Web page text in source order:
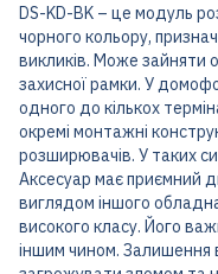
DS-KD-BK – це модуль
чорного кольору,
викликів. Може зайняти
захисної рамки. У
одного до кількох
окремі монтажні
розширювачів. У таких
Аксесуар має приємний
виглядом іншого
високого класу. Його
іншим чином. Залишення